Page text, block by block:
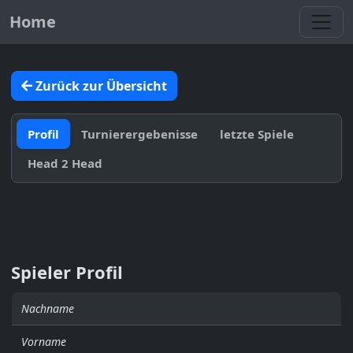
Home
Zurück zur Übersicht
Profil Turnierergebenisse
letzte Spiele
Head 2 Head
Spieler Profil
Nachname
Vorname